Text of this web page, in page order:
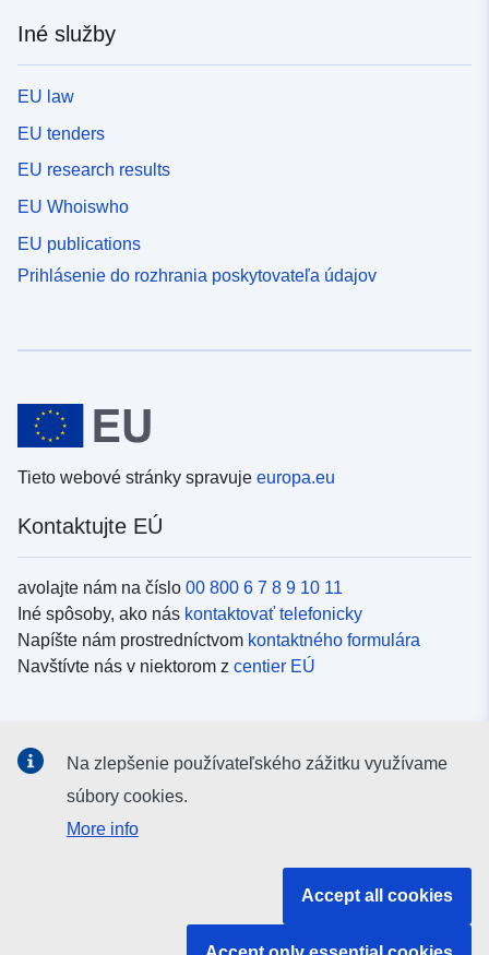
Iné služby
EU law
EU tenders
EU research results
EU Whoiswho
EU publications
Prihlásenie do rozhrania poskytovateľa údajov
Tieto webové stránky spravuje europa.eu
Kontaktujte EÚ
avolajte nám na číslo 00 800 6 7 8 9 10 11
Iné spôsoby, ako nás kontaktovať telefonicky
Napíšte nám prostredníctvom kontaktného formulára
Navštívte nás v niektorom z centier EÚ
Kanály EÚ nasociálnych médiách
Na zlepšenie používateľského zážitku využívame
súbory cookies.
More info
Accept all cookies